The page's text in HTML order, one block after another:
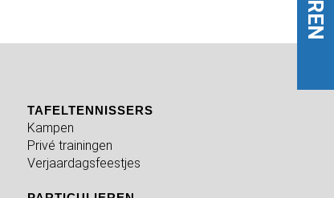
TAFELTENNISSERS
Kampen
Privé trainingen
Verjaardagsfeestjes